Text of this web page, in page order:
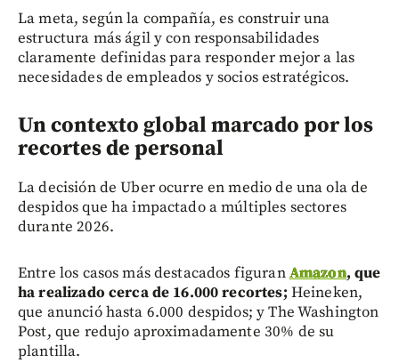
La meta, según la compañía, es construir una
estructura más ágil y con responsabilidades
claramente definidas para responder mejor a las
necesidades de empleados y socios estratégicos.
Un contexto global marcado por los
recortes de personal
La decisión de Uber ocurre en medio de una ola de
despidos que ha impactado a múltiples sectores
durante 2026.
Entre los casos más destacados figuranAmazon, que
ha realizado cerca de 16.000 recortes; Heineken,
que anunció hasta 6.000 despidos; y The Washington
Post, que redujo aproximadamente 30% de su
plantilla.